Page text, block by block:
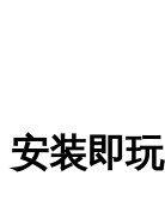
装即玩